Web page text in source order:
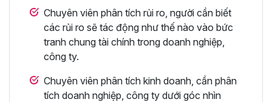
Chuyên viên phân tích rủi ro, người cần biết
các rủi ro sẽ tác động như thế nào vào bức
tranh chung tài chính trong doanh nghiệp,
công ty.
Chuyên viên phân tích kinh doanh, cần phân
tích doanh nghiệp, công ty dưới góc nhìn